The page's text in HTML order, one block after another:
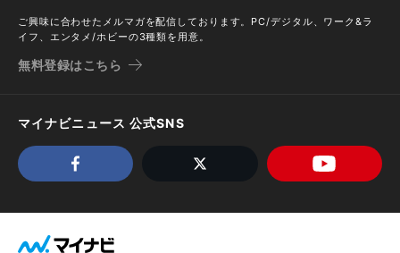
ご興味に合わせたメルマガを配信しております。PC/デジタル、ワーク&ラ
イフ、エンタメ/ホビーの3種類を用意。
無料登録はこちら
マイナビニュース 公式SNS